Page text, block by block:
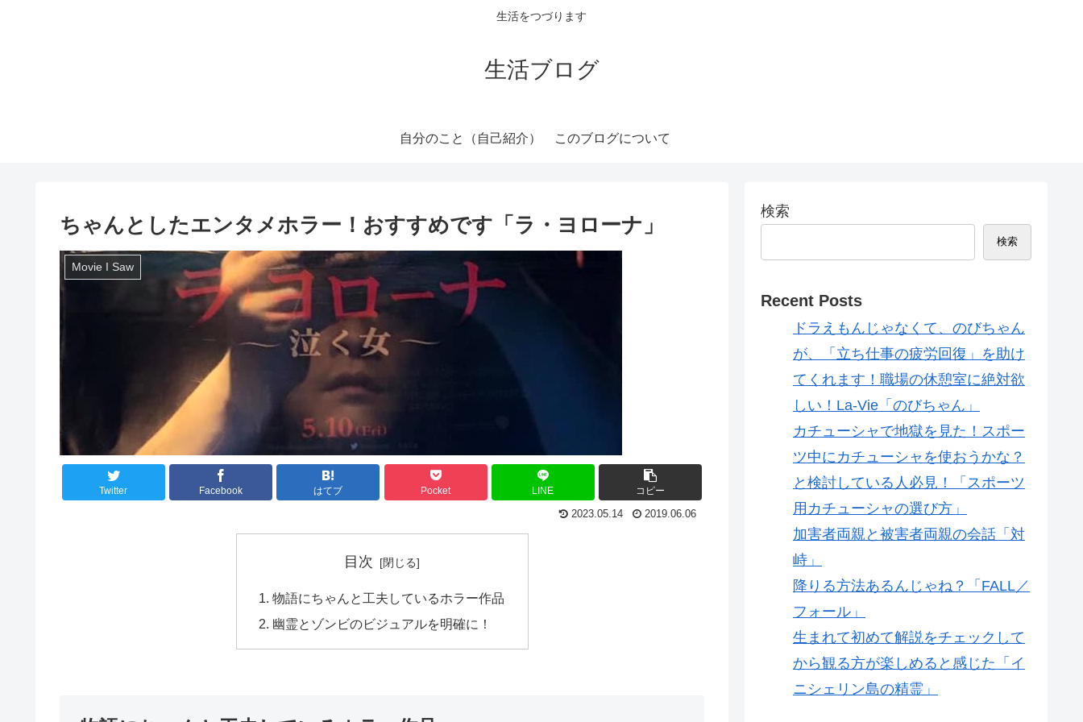
生活をつづります
生活ブログ
自分のこと（自己紹介） このブログについて
ちゃんとしたエンタメホラー！おすすめです「ラ・ヨローナ」
Movie I Saw
Twitter Facebook はてブ Pocket LINE コピー
2023.05.14 2019.06.06
目次
物語にちゃんと工夫しているホラー作品
幽霊とゾンビのビジュアルを明確に！
検索
検索
Recent Posts
ドラえもんじゃなくて、のびちゃん
が、「立ち仕事の疲労回復」を助け
てくれます！職場の休憩室に絶対欲
しい！La-Vie「のびちゃん」
カチューシャで地獄を見た！スポー
ツ中にカチューシャを使おうかな？
と検討している人必見！「スポーツ
用カチューシャの選び方」
加害者両親と被害者両親の会話「対
峙」
降りる方法あるんじゃね？「FALL／
フォール」
生まれて初めて解説をチェックして
から観る方が楽しめると感じた「イ
ニシェリン島の精霊」